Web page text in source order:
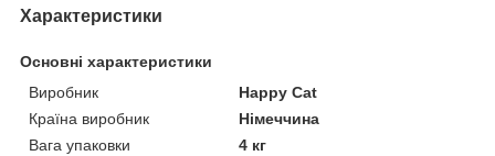
Характеристики
Основні характеристики
Виробник
Happy Cat
Країна виробник
Німеччина
Вага упаковки
4 кг